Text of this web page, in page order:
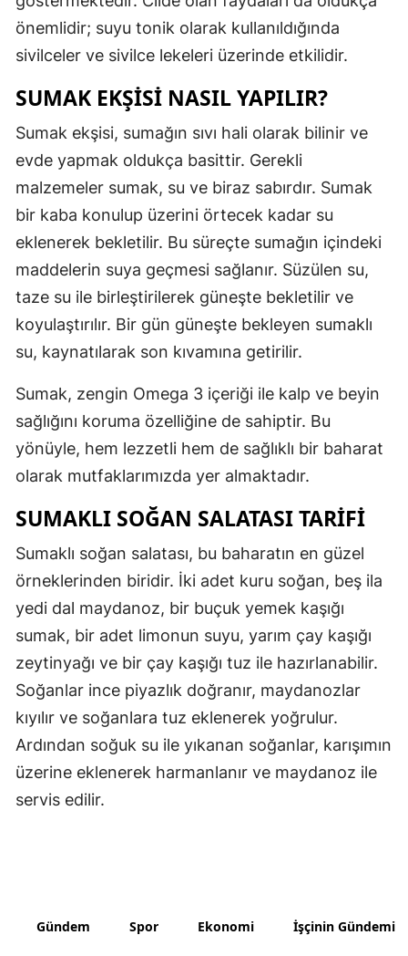
Ordu
Sakarya
Sinop
Sivas
Tekirdağ
Trabzon
Uşak
Van
Yozgat
Zonguldak
Aksaray
Bayburt
Kırıkkale
Ardahan
önemlidir; suyu tonik olarak kullanıldığında
sivilceler ve sivilce lekeleri üzerinde etkilidir.
SUMAK EKŞISI NASIL YAPILIR?
Sumak ekşisi, sumağın sıvı hali olarak bilinir ve
evde yapmak oldukça basittir. Gerekli
malzemeler sumak, su ve biraz sabırdır. Sumak
bir kaba konulup üzerini örtecek kadar su
eklenerek bekletilir. Bu süreçte sumağın içindeki
maddelerin suya geçmesi sağlanır. Süzülen su,
taze su ile birleştirilerek güneşte bekletilir ve
koyulaştırılır. Bir gün güneşte bekleyen sumaklı
su, kaynatılarak son kıvamına getirilir.
Sumak, zengin Omega 3 içeriği ile kalp ve beyin
sağlığını koruma özelliğine de sahiptir. Bu
yönüyle, hem lezzetli hem de sağlıklı bir baharat
olarak mutfaklarımızda yer almaktadır.
SUMAKLI SOĞAN SALATASI TARIFI
Sumaklı soğan salatası, bu baharatın en güzel
örneklerinden biridir. İki adet kuru soğan, beş ila
yedi dal maydanoz, bir buçuk yemek kaşığı
sumak, bir adet limonun suyu, yarım çay kaşığı
zeytinyağı ve bir çay kaşığı tuz ile hazırlanabilir.
Soğanlar ince piyazlık doğranır, maydanozlar
kıyılır ve soğanlara tuz eklenerek yoğrulur.
Ardından soğuk su ile yıkanan soğanlar, karışımın
üzerine eklenerek harmanlanır ve maydanoz ile
servis edilir.
Gündem Spor Ekonomi İşçinin Gündemi